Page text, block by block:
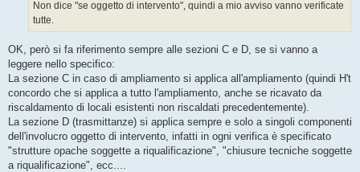
Non dice "se oggetto di intervento", quindi a mio avviso vanno verificate
tutte.
OK, però si fa riferimento sempre alle sezioni C e D, se si vanno a
leggere nello specifico:
La sezione C in caso di ampliamento si applica all'ampliamento (quindi H't
concordo che si applica a tutto l'ampliamento, anche se ricavato da
riscaldamento di locali esistenti non riscaldati precedentemente).
La sezione D (trasmittanze) si applica sempre e solo a singoli componenti
dell'involucro oggetto di intervento, infatti in ogni verifica è specificato
"strutture opache soggette a riqualificazione", "chiusure tecniche soggette
a riqualificazione", ecc....